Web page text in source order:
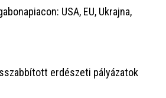
USA, EU, Ukrajna,
erdészeti pályázatok